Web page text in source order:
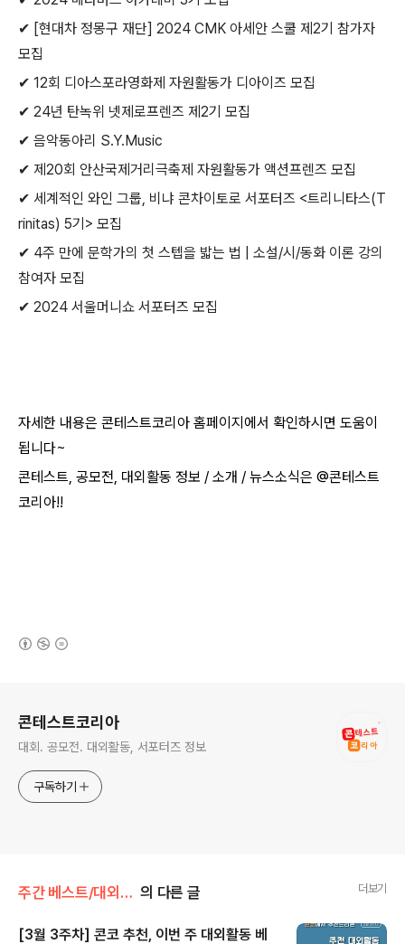
✔ [현대차 정몽구 재단] 2024 CMK 아세안 스쿨 제2기 참가자
모집
✔ 12회 디아스포라영화제 자원활동가 디아이즈 모집
✔ 24년 탄녹위 넷제로프렌즈 제2기 모집
✔ 음악동아리 S.Y.Music
✔ 제20회 안산국제거리극축제 자원활동가 액션프렌즈 모집
✔ 세계적인 와인 그룹, 비냐 콘차이토로 서포터즈 <트리니타스(T
rinitas) 5기> 모집
✔ 4주 만에 문학가의 첫 스텝을 밟는 법 | 소설/시/동화 이론 강의
참여자 모집
✔ 2024 서울머니쇼 서포터즈 모집
자세한 내용은 콘테스트코리아 홈페이지에서 확인하시면 도움이
됩니다~​
콘테스트, 공모전, 대외활동 정보 / 소개 / 뉴스소식은 @콘테스트
코리아!!
콘테스트코리아
대회. 공모전. 대외활동, 서포터즈 정보
구독하기
주간 베스트/대외활동 의 다른 글 더보기
[3월 3주차] 콘코 추천, 이번 주 대외활동 베